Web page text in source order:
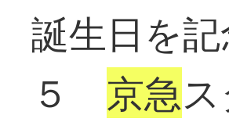
誕生日を
５ 京急